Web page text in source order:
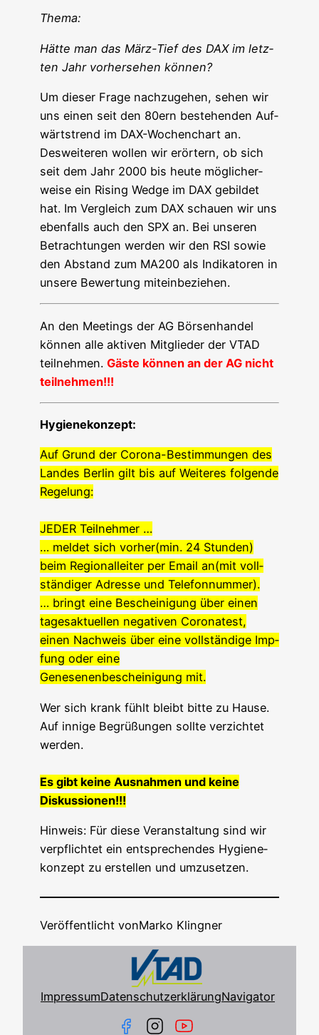
The­ma:
Hät­te man das März-Tief des DAX im letz­
ten Jahr vor­her­se­hen können?
Um die­ser Fra­ge nach­zu­ge­hen, sehen wir
uns einen seit den 80ern bestehen­den Auf­
wärts­trend im DAX-Wochen­chart an.
Des­wei­te­ren wol­len wir erör­tern, ob sich
seit dem Jahr 2000 bis heu­te mög­li­cher­
wei­se ein Rising Wedge im DAX gebil­det
hat. Im Ver­gleich zum DAX schau­en wir uns
eben­falls auch den SPX an. Bei unse­ren
Betrach­tun­gen wer­den wir den RSI sowie
den Abstand zum MA200 als Indi­ka­to­ren in
unse­re Bewer­tung miteinbeziehen.
An den Mee­tings der AG Bör­sen­han­del
kön­nen alle akti­ven Mit­glie­der der VTAD
teil­neh­men. Gäs­te kön­nen an der AG nicht
teilnehmen!!!
Hygie­ne­kon­zept:
Auf Grund der Coro­na-Bestim­mun­gen des
Lan­des Ber­lin gilt bis auf Wei­te­res fol­gen­de
Regelung:
JEDER Teilnehmer …
… mel­det sich vorher(min. 24 Stun­den)
beim Regio­nal­lei­ter per Email an(mit voll­
stän­di­ger Adres­se und Telefonnummer).
… bringt eine Beschei­ni­gung über einen
tages­ak­tu­el­len nega­ti­ven Coro­na­test,
einen Nach­weis über eine voll­stän­di­ge Imp­
fung oder eine
Gene­se­nen­be­schei­ni­gung mit.
Wer sich krank fühlt bleibt bit­te zu Hau­se.
Auf inni­ge Begrü­ßun­gen soll­te ver­zich­tet
werden.
Es gibt kei­ne Aus­nah­men und kei­ne
Diskussionen!!!
Hin­weis: Für die­se Ver­an­stal­tung sind wir
ver­pflich­tet ein ent­spre­chen­des Hygie­ne­
kon­zept zu erstel­len und umzusetzen.
Veröffentlicht vonMarko Klingner
ImpressumDatenschutzerklärungNavigator